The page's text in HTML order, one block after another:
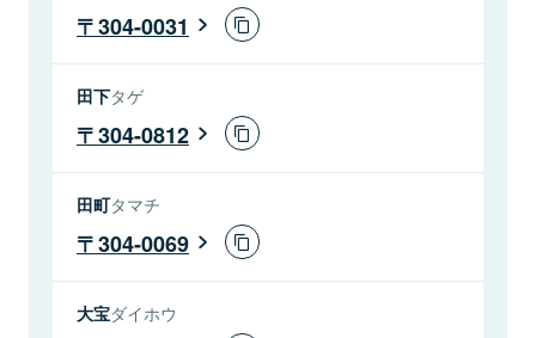
304-0031
田下タゲ
304-0812
田町タマチ
304-0069
大宝ダイホウ